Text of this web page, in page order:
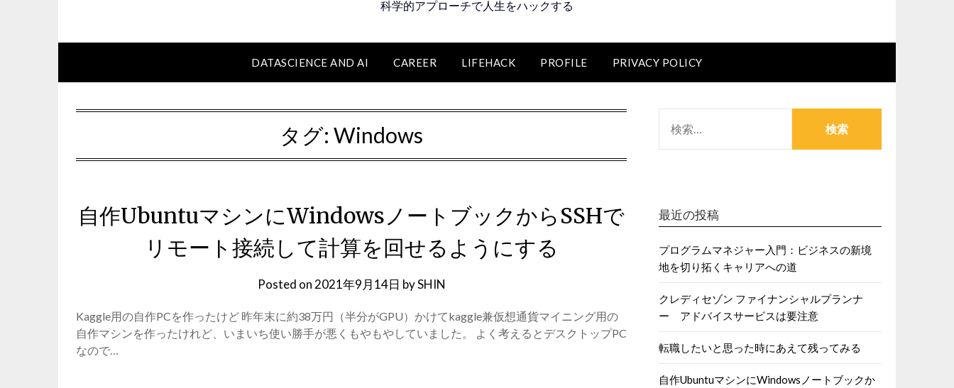
科学的アプローチで人生をハックする
DATASCIENCE AND AI CAREER LIFEHACK PROFILE PRIVACY POLICY
タグ: Windows
自作UbuntuマシンにWindowsノートブックからSSHで
リモート接続して計算を回せるようにする
Posted on 2021年9月14日 bySHIN
Kaggle用の自作PCを作ったけど 昨年末に約38万円（半分がGPU）かけてkaggle兼仮想通貨マイニング用の
自作マシンを作ったけれど、いまいち使い勝手が悪くもやもやしていました。 よく考えるとデスクトップPC
なので…
索:
最近の投稿
プログラムマネジャー入門：ビジネスの新境
地を切り拓くキャリアへの道
クレディセゾン ファイナンシャルプランナ
ー アドバイスサービスは要注意
転職したいと思った時にあえて残ってみる
自作UbuntuマシンにWindowsノートブックか